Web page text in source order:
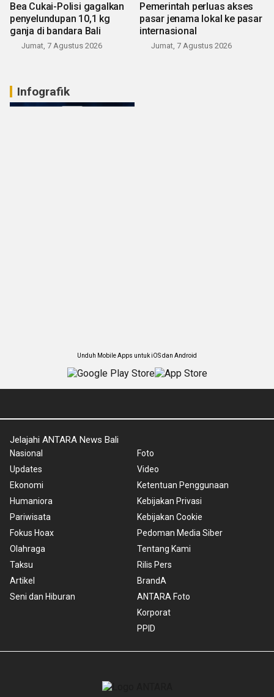
Bea Cukai-Polisi gagalkan
penyelundupan 10,1 kg
ganja di bandara Bali
Jumat, 7 Agustus 2026
Pemerintah perluas akses
pasar jenama lokal ke pasar
internasional
Jumat, 7 Agustus 2026
Infografik
Unduh Mobile Apps untuk iOS dan Android
Jelajahi ANTARA News Bali
Nasional
Updates
Ekonomi
Humaniora
Pariwisata
Fokus Hoax
Olahraga
Taksu
Artikel
Seni dan Hiburan
Foto
Video
Ketentuan Penggunaan
Kebijakan Privasi
Kebijakan Cookie
Pedoman Media Siber
Tentang Kami
Rilis Pers
BrandA
ANTARA Foto
Korporat
PPID